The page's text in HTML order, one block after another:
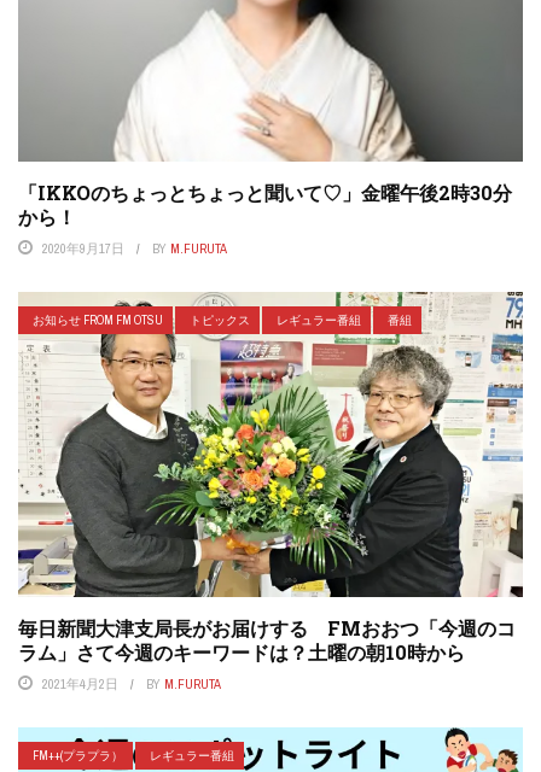
「IKKOのちょっとちょっと聞いて♡」金曜午後2時30分
から！
2020年9月17日 BY M.FURUTA
お知らせ FROM FM OTSU トピックス レギュラー番組 番組
毎日新聞大津支局長がお届けする FMおおつ「今週のコ
ラム」さて今週のキーワードは？土曜の朝10時から
2021年4月2日 BY M.FURUTA
FM++(プラプラ） レギュラー番組